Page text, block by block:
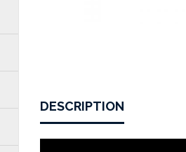
DESCRIPTION